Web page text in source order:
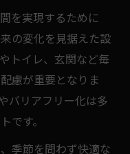
を実現するために
の変化を見据えた設
トイレ、玄関など毎
慮が重要となりま
バリアフリー化は多
です。
季節を問わず快適な